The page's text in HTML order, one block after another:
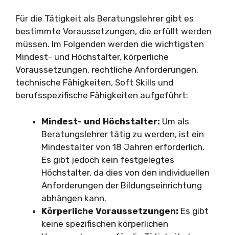
Für die Tätigkeit als Beratungslehrer gibt es
bestimmte Voraussetzungen, die erfüllt werden
müssen. Im Folgenden werden die wichtigsten
Mindest- und Höchstalter, körperliche
Voraussetzungen, rechtliche Anforderungen,
technische Fähigkeiten, Soft Skills und
berufsspezifische Fähigkeiten aufgeführt:
Mindest- und Höchstalter: Um als
Beratungslehrer tätig zu werden, ist ein
Mindestalter von 18 Jahren erforderlich.
Es gibt jedoch kein festgelegtes
Höchstalter, da dies von den individuellen
Anforderungen der Bildungseinrichtung
abhängen kann.
Körperliche Voraussetzungen: Es gibt
keine spezifischen körperlichen